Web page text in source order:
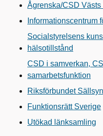
Ågrenska/CSD
Informationscentrum
Socialstyrelsens
hälsotillstånd
CSD i samverkan,
samarbetsfunktion
Riksförbundet
Funktionsrätt Sverige
Utökad länksamling